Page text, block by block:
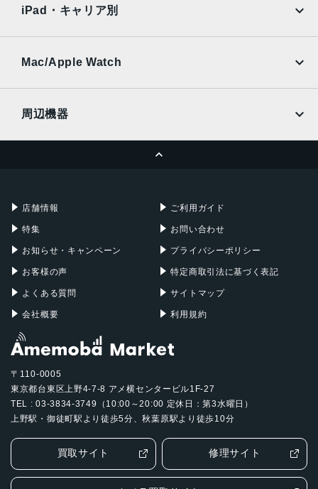
Ymobile
UQmobile
Ymobile
UQmobile
iPad・キャリア別
Mac/Apple Watch
周辺機器
店舗情報
特集
お知らせ・キャンペーン
お客様の声
よくある質問
会社概要
ご利用ガイド
お問い合わせ
プライバシーポリシー
特定商取引法に基づく表記
サイトマップ
利用規約
〒110-0005
東京都台東区上野4-7-8 アメ横センタービル1F-27
TEL : 03-3834-3749（10:00～20:00 定休日：第3水曜日）
上野駅・御徒町駅より徒歩5分、秋葉原駅より徒歩10分
買取サイト 修理サイト